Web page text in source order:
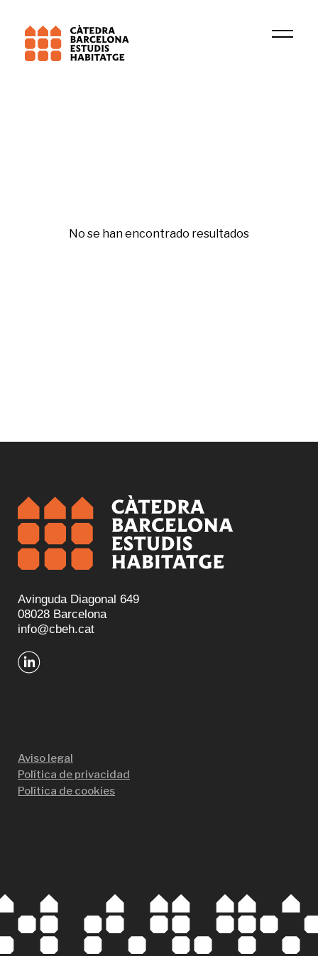
No se han encontrado resultados
Avinguda Diagonal 649
08028 Barcelona
info@cbeh.cat
Aviso legal
Política de privacidad
Política de cookies